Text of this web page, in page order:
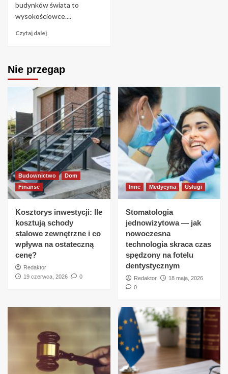
budynków świata to
wysokościowce....
Czytaj dalej
Nie przegap
Budownictwo
Dom
Finanse
Kosztorys inwestycji: Ile
kosztują schody
stalowe zewnętrzne i co
wpływa na ostateczną
cenę?
Redaktor
19 czerwca, 2026
0
Inne Medycyna Usługi
Stomatologia
jednowizytowa — jak
nowoczesna
technologia skraca czas
spędzony na fotelu
dentystycznym
Redaktor
18 maja, 2026
0